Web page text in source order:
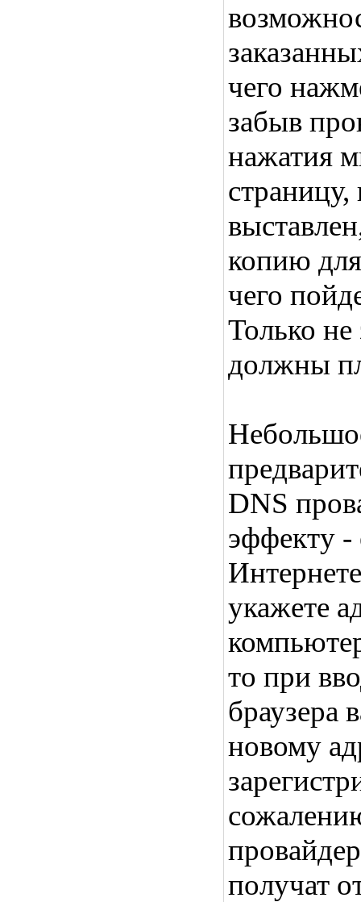
чего
забыв
нажатия
страницу,
копию
чего
Только
должны
DNS
эффекту -
укажете
то при
браузера
новому
получат